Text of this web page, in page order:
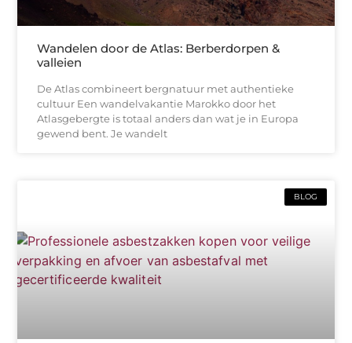
Wandelen door de Atlas: Berberdorpen &
valleien
De Atlas combineert bergnatuur met authentieke
cultuur Een wandelvakantie Marokko door het
Atlasgebergte is totaal anders dan wat je in Europa
gewend bent. Je wandelt
BLOG